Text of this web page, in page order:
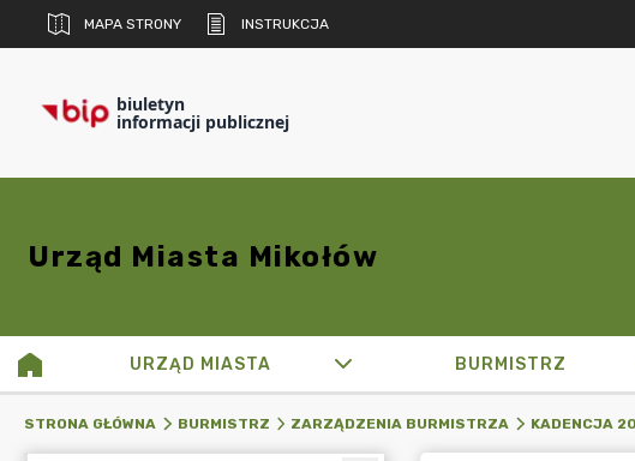
MAPA STRONY INSTRUKCJA
biuletyn
informacji publicznej
Urząd Miasta Mikołów
URZĄD MIASTA BURMISTRZ
STRONA GŁÓWNA BURMISTRZ ZARZĄDZENIA BURMISTRZA KADENCJA